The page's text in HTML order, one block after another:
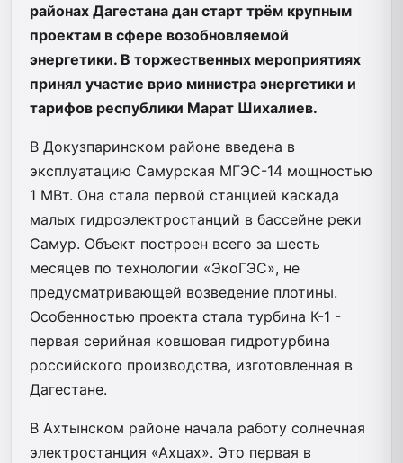
районах Дагестана дан старт трём крупным
проектам в сфере возобновляемой
энергетики. В торжественных мероприятиях
принял участие врио министра энергетики и
тарифов республики Марат Шихалиев.
В Докузпаринском районе введена в
эксплуатацию Самурская МГЭС-14 мощностью
1 МВт. Она стала первой станцией каскада
малых гидроэлектростанций в бассейне реки
Самур. Объект построен всего за шесть
месяцев по технологии «ЭкоГЭС», не
предусматривающей возведение плотины.
Особенностью проекта стала турбина К-1 -
первая серийная ковшовая гидротурбина
российского производства, изготовленная в
Дагестане.
В Ахтынском районе начала работу солнечная
электростанция «Ахцах». Это первая в